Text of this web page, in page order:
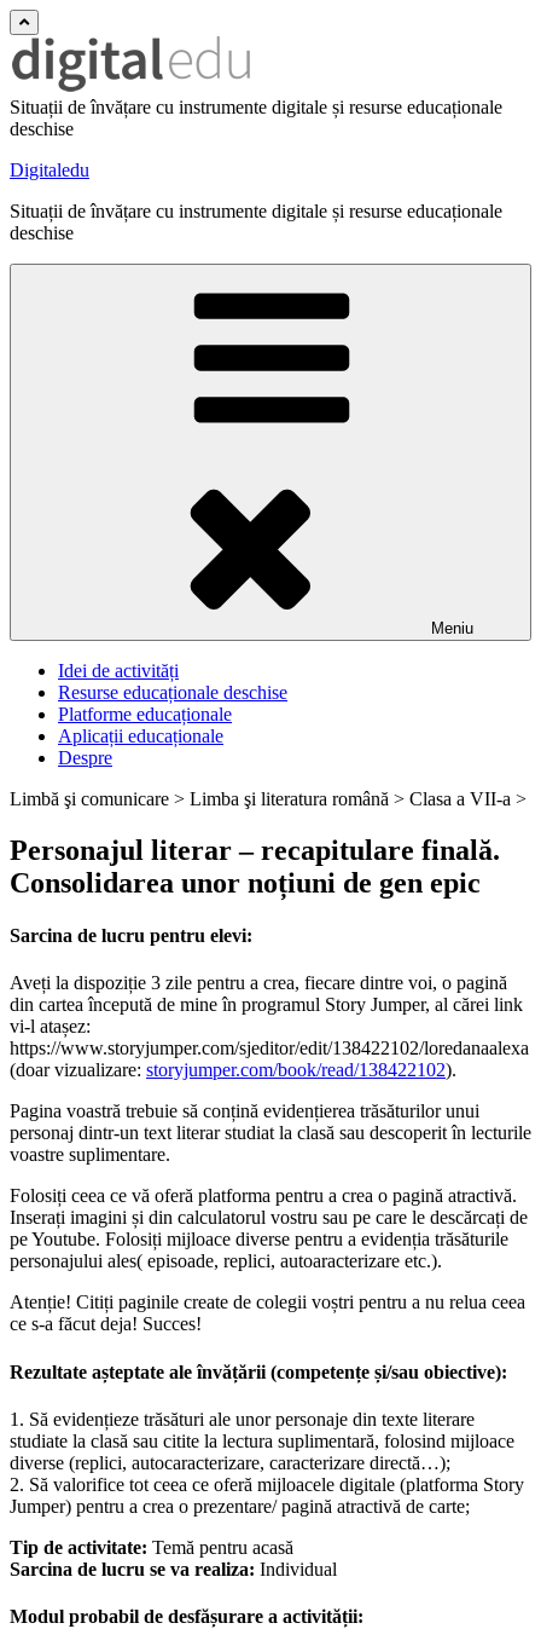
Situații de învățare cu instrumente digitale și resurse educaționale
deschise
Digitaledu
Situații de învățare cu instrumente digitale și resurse educaționale
deschise
Meniu
Idei de activități
Resurse educaționale deschise
Platforme educaționale
Aplicații educaționale
Despre
Limbă şi comunicare > Limba şi literatura română > Clasa a VII-a >
Personajul literar – recapitulare finală.
Consolidarea unor noțiuni de gen epic
Sarcina de lucru pentru elevi:
Aveți la dispoziție 3 zile pentru a crea, fiecare dintre voi, o pagină
din cartea începută de mine în programul Story Jumper, al cărei link
vi-l atașez:
https://www.storyjumper.com/sjeditor/edit/138422102/loredanaalexa
(doar vizualizare: storyjumper.com/book/read/138422102).
Pagina voastră trebuie să conțină evidențierea trăsăturilor unui
personaj dintr-un text literar studiat la clasă sau descoperit în lecturile
voastre suplimentare.
Folosiți ceea ce vă oferă platforma pentru a crea o pagină atractivă.
Inserați imagini și din calculatorul vostru sau pe care le descărcați de
pe Youtube. Folosiți mijloace diverse pentru a evidenția trăsăturile
personajului ales( episoade, replici, autoaracterizare etc.).
Atenție! Citiți paginile create de colegii voștri pentru a nu relua ceea
ce s-a făcut deja! Succes!
Rezultate așteptate ale învățării (competențe și/sau obiective):
1. Să evidențieze trăsături ale unor personaje din texte literare
studiate la clasă sau citite la lectura suplimentară, folosind mijloace
diverse (replici, autocaracterizare, caracterizare directă…);
2. Să valorifice tot ceea ce oferă mijloacele digitale (platforma Story
Jumper) pentru a crea o prezentare/ pagină atractivă de carte;
Tip de activitate: Temă pentru acasă
Sarcina de lucru se va realiza: Individual
Modul probabil de desfășurare a activității: